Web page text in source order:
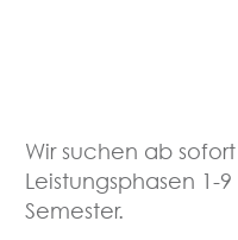
Wir suchen ab
Leistungsphasen 1-
Semester.